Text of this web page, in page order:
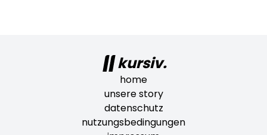
kursiv.
home
unsere story
datenschutz
nutzungsbedingungen